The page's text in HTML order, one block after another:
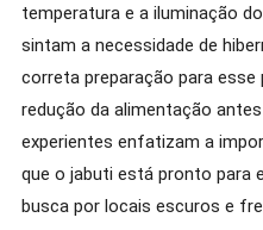
temperatura e a iluminação
sintam a necessidade de
correta preparação para esse
redução da alimentação
experientes enfatizam a
que o jabuti está pronto para
busca por locais escuros e